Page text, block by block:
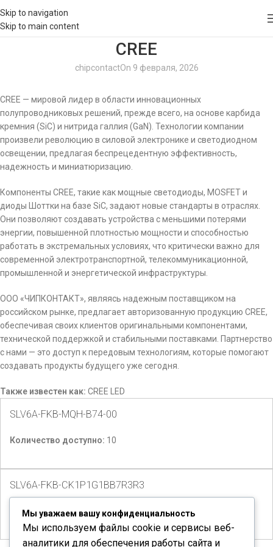
Skip to navigation
Skip to main content
CREE
chipcontactOn 9 февраля, 2026
CREE — мировой лидер в области инновационных
полупроводниковых решений, прежде всего, на основе карбида
кремния (SiC) и нитрида галлия (GaN). Технологии компании
произвели революцию в силовой электронике и светодиодном
освещении, предлагая беспрецедентную эффективность,
надежность и миниатюризацию.
Компоненты CREE, такие как мощные светодиоды, MOSFET и
диоды Шоттки на базе SiC, задают новые стандарты в отраслях.
Они позволяют создавать устройства с меньшими потерями
энергии, повышенной плотностью мощности и способностью
работать в экстремальных условиях, что критически важно для
современной электротранспортной, телекоммуникационной,
промышленной и энергетической инфраструктуры.
ООО «ЧИПКОНТАКТ», являясь надежным поставщиком на
российском рынке, предлагает авторизованную продукцию CREE,
обеспечивая своих клиентов оригинальными компонентами,
технической поддержкой и стабильными поставками. Партнерство
с нами — это доступ к передовым технологиям, которые помогают
создавать продукты будущего уже сегодня.
Также известен как: CREE LED
SLV6A-FKB-MQH-B74-00
Количество доступно: 10
SLV6A-FKB-CK1P1G1BB7R3R3
Количество доступно:1000
Мы уважаем вашу конфиденциальность
Мы используем файлы cookie и сервисы веб-
аналитики для обеспечения работы сайта и